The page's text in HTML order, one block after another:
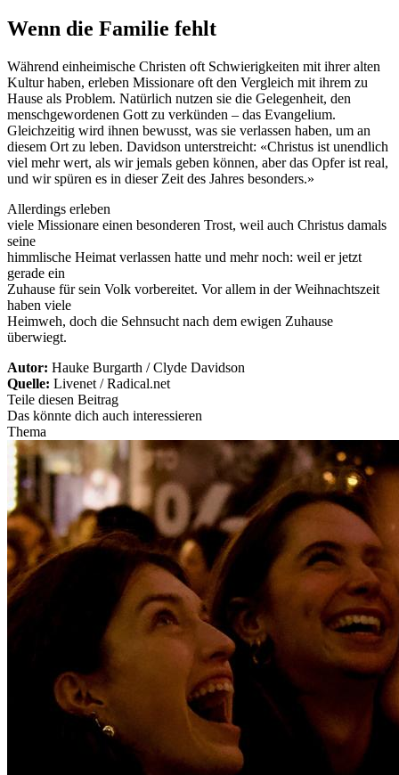
Wenn die Familie fehlt
Während einheimische Christen oft Schwierigkeiten mit ihrer alten
Kultur haben, erleben Missionare oft den Vergleich mit ihrem zu
Hause als Problem. Natürlich nutzen sie die Gelegenheit, den
menschgewordenen Gott zu verkünden – das Evangelium.
Gleichzeitig wird ihnen bewusst, was sie verlassen haben, um an
diesem Ort zu leben. Davidson unterstreicht: «Christus ist unendlich
viel mehr wert, als wir jemals geben können, aber das Opfer ist real,
und wir spüren es in dieser Zeit des Jahres besonders.»
Allerdings erleben
viele Missionare einen besonderen Trost, weil auch Christus damals
seine
himmlische Heimat verlassen hatte und mehr noch: weil er jetzt
gerade ein
Zuhause für sein Volk vorbereitet. Vor allem in der Weihnachtszeit
haben viele
Heimweh, doch die Sehnsucht nach dem ewigen Zuhause
überwiegt.
Autor: Hauke Burgarth / Clyde Davidson
Quelle: Livenet / Radical.net
Teile diesen Beitrag
Das könnte dich auch interessieren
Thema